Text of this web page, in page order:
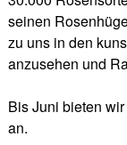
seinen
zu uns in den
anzusehen und
Bis Juni bieten
an.